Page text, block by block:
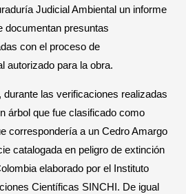
Judicial Ambiental un informe
documentan presuntas
con el proceso de
autorizado para la obra.
durante las verificaciones realizadas
árbol que fue clasificado como
correspondería a un Cedro Amargo
catalogada en peligro de extinción
elaborado por el Instituto
Científicas SINCHI. De igual